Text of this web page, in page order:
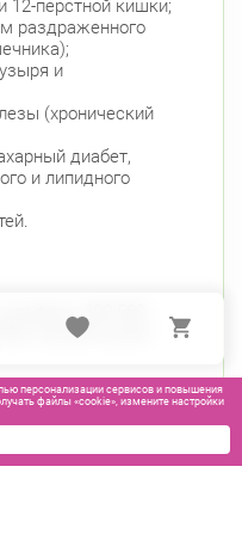
12-перстной кишки;
раздраженного
и
(хронический
диабет,
и липидного
300-500,
натрий+калий
персонализации сервисов и повышения
файлы «cookie», измените настройки